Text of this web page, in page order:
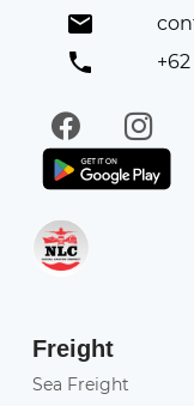
+62
Freight
Sea Freight